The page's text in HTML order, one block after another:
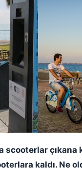
scooterlar
kaldı. Ne